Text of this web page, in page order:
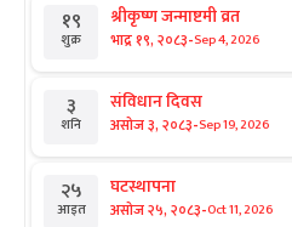
१९
शुक्र
श्रीकृष्ण जन्माष्टमी व्रत
भाद्र १९, २०८३-Sep 4, 2026
३
शनि
संविधान दिवस
असोज ३, २०८३-Sep 19, 2026
२५
आइत
घटस्थापना
असोज २५, २०८३-Oct 11, 2026